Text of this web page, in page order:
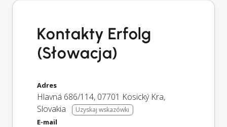
Kontakty Erfolg
(Słowacja)
Adres
Hlavná 686/114, 07701 Kosický Kra,
Slovakia
Uzyskaj wskazówki
E-mail